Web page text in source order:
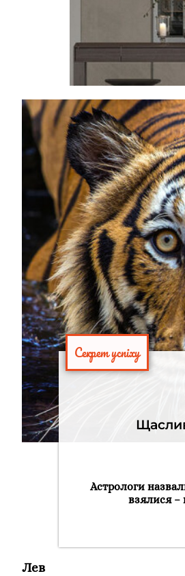
Секрет успіху
Астрологи
взялися –
Лев